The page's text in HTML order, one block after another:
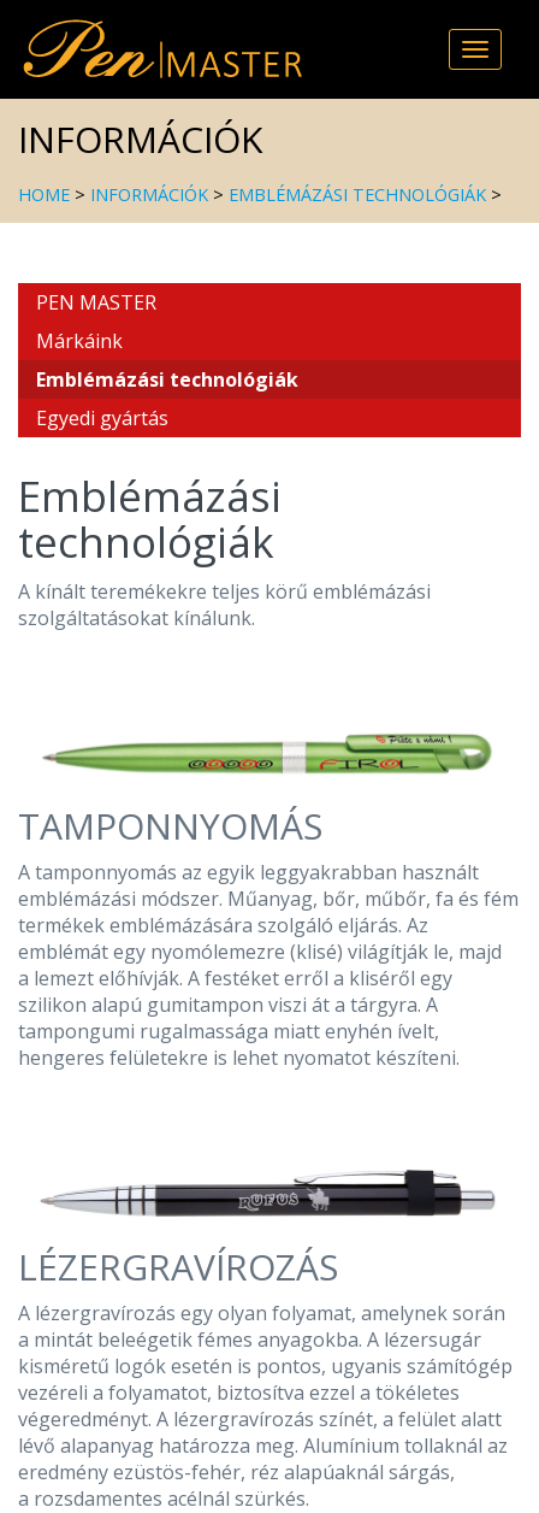
Toggle
INFORMÁCIÓK
HOME > INFORMÁCIÓK > EMBLÉMÁZÁSI TECHNOLÓGIÁK >
PEN MASTER
Márkáink
Emblémázási technológiák
Egyedi gyártás
Emblémázási
technológiák
A kínált teremékekre teljes körű emblémázási
szolgáltatásokat kínálunk.
TAMPONNYOMÁS
A tamponnyomás az egyik leggyakrabban használt
emblémázási módszer. Műanyag, bőr, műbőr, fa és fém
termékek emblémázására szolgáló eljárás. Az
emblémát egy nyomólemezre (klisé) világítják le, majd
a lemezt előhívják. A festéket erről a kliséről egy
szilikon alapú gumitampon viszi át a tárgyra. A
tampongumi rugalmassága miatt enyhén ívelt,
hengeres felületekre is lehet nyomatot készíteni.
LÉZERGRAVÍROZÁS
A lézergravírozás egy olyan folyamat, amelynek során
a mintát beleégetik fémes anyagokba. A lézersugár
kisméretű logók esetén is pontos, ugyanis számítógép
vezéreli a folyamatot, biztosítva ezzel a tökéletes
végeredményt. A lézergravírozás színét, a felület alatt
lévő alapanyag határozza meg. Alumínium tollaknál az
eredmény ezüstös-fehér, réz alapúaknál sárgás,
a rozsdamentes acélnál szürkés.